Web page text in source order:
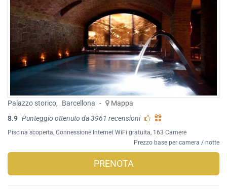
Palazzo storico, Barcellona -
Mappa
8.9 Punteggio ottenuto da 3961 recensioni
Piscina scoperta Connessione Internet WiFi gratuita , 163 Camere
Prezzo base per camera / notte
PRENOTA